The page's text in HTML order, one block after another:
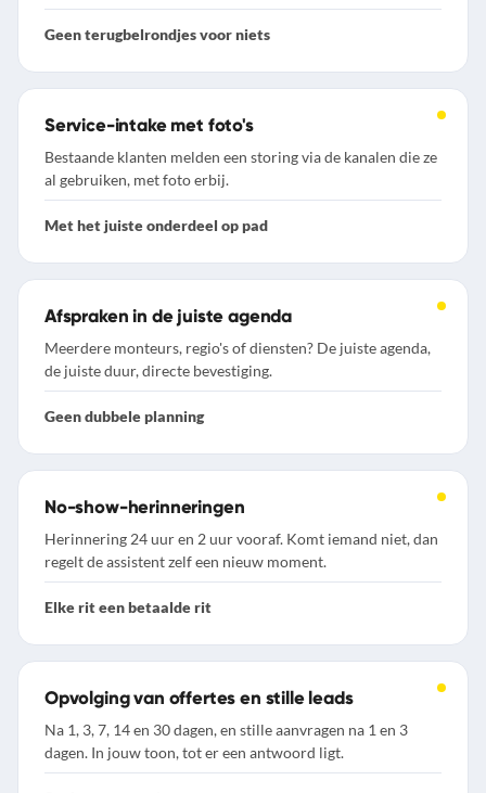
Geen terugbelrondjes voor niets
Service-intake met foto's
Bestaande klanten melden een storing via de kanalen die ze
al gebruiken, met foto erbij.
Met het juiste onderdeel op pad
Afspraken in de juiste agenda
Meerdere monteurs, regio's of diensten? De juiste agenda,
de juiste duur, directe bevestiging.
Geen dubbele planning
No-show-herinneringen
Herinnering 24 uur en 2 uur vooraf. Komt iemand niet, dan
regelt de assistent zelf een nieuw moment.
Elke rit een betaalde rit
Opvolging van offertes en stille leads
Na 1, 3, 7, 14 en 30 dagen, en stille aanvragen na 1 en 3
dagen. In jouw toon, tot er een antwoord ligt.